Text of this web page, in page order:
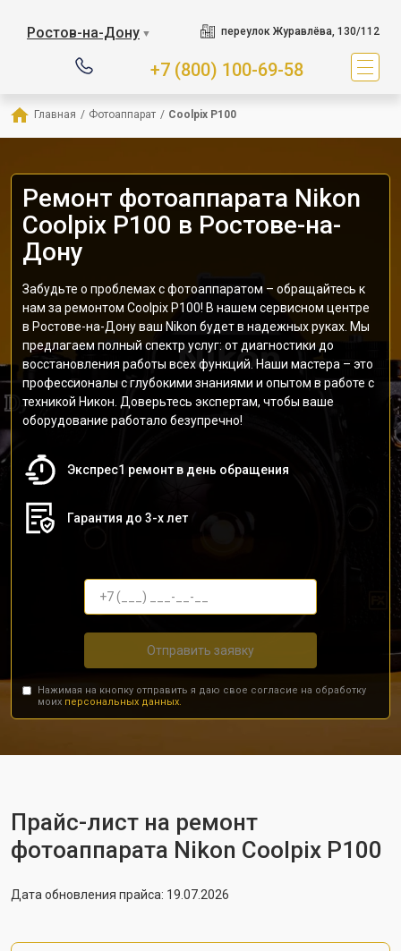
Ростов-на-Дону ▼ переулок Журавлёва, 130/112
+7 (800) 100-69-58
Главная / Фотоаппарат / Coolpix P100
Ремонт фотоаппарата Nikon
Coolpix P100 в Ростове-на-
Дону
Забудьте о проблемах с фотоаппаратом – обращайтесь к
нам за ремонтом Coolpix P100! В нашем сервисном центре
в Ростове-на-Дону ваш Nikon будет в надежных руках. Мы
предлагаем полный спектр услуг: от диагностики до
восстановления работы всех функций. Наши мастера – это
профессионалы с глубокими знаниями и опытом в работе с
техникой Никон. Доверьтесь экспертам, чтобы ваше
оборудование работало безупречно!
Экспрес1 ремонт в день обращения
Гарантия до 3-х лет
Отправить заявку
Нажимая на кнопку отправить я даю свое согласие на обработку
моих персональных данных.
Прайс-лист на ремонт
фотоаппарата Nikon Coolpix P100
Дата обновления прайса: 19.07.2026